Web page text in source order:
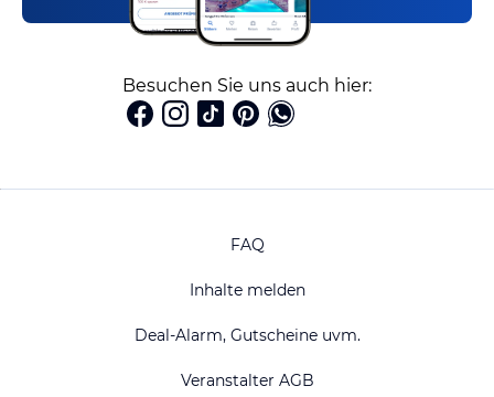
Besuchen Sie uns auch hier:
FAQ
Inhalte melden
Deal-Alarm, Gutscheine uvm.
Veranstalter AGB